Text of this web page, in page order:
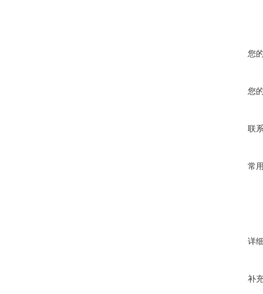
您
您
联
常
详
补